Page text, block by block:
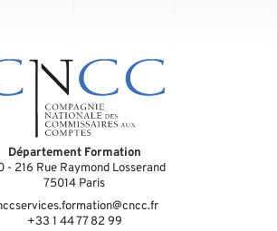
Département Formation
- 216 Rue Raymond Losserand
75014 Paris
+33 1 44 77 82 99